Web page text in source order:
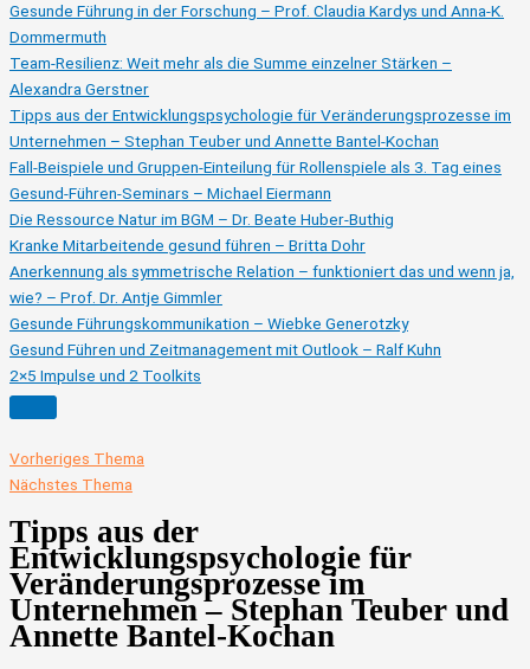
Gesunde Führung in der Forschung – Prof. Claudia Kardys und Anna-K.
Dommermuth
Team-Resilienz: Weit mehr als die Summe einzelner Stärken –
Alexandra Gerstner
Tipps aus der Entwicklungspsychologie für Veränderungsprozesse im
Unternehmen – Stephan Teuber und Annette Bantel-Kochan
Fall-Beispiele und Gruppen-Einteilung für Rollenspiele als 3. Tag eines
Gesund-Führen-Seminars – Michael Eiermann
Die Ressource Natur im BGM – Dr. Beate Huber-Buthig
Kranke Mitarbeitende gesund führen – Britta Dohr
Anerkennung als symmetrische Relation – funktioniert das und wenn ja,
wie? – Prof. Dr. Antje Gimmler
Gesunde Führungskommunikation – Wiebke Generotzky
Gesund Führen und Zeitmanagement mit Outlook – Ralf Kuhn
2×5 Impulse und 2 Toolkits
Vorheriges Thema
Nächstes Thema
Tipps aus der
Entwicklungspsychologie für
Veränderungsprozesse im
Unternehmen – Stephan Teuber und
Annette Bantel-Kochan